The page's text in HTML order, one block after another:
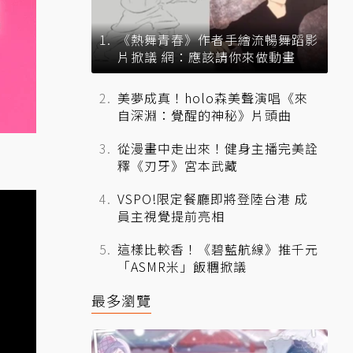
《熱舞青春》作者手繪流暢舞蹈影
片掀議 網：應該請你來做動畫
美夢成真！holo森美聲演唱《來
自深淵：覺醒的神秘》片頭曲
從漫畫中走出來！健身主播完美詮
釋《刃牙》宮本武藏
VSPO!限定餐廳即將登陸台港 成
員主視覺提前亮相
這樣比較香！《碧藍航線》推千元
「ASMR米」飯糰掀議
最多瀏覽